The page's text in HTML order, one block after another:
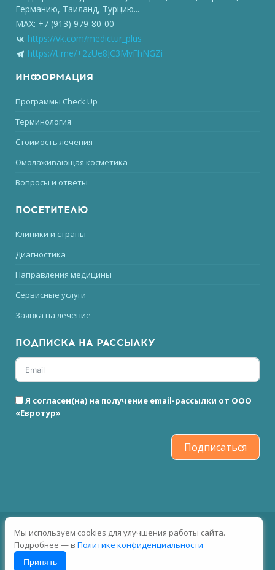
Германию, Таиланд, Турцию...
MAX: +7 (913) 979-80-00
https://vk.com/medictur_plus
https://t.me/+2zUe8JC3MvFhNGZi
ИНФОРМАЦИЯ
Программы Check Up
Терминология
Стоимость лечения
Омолаживающая косметика
Вопросы и ответы
ПОСЕТИТЕЛЮ
Клиники и страны
Диагностика
Направления медицины
Сервисные услуги
Заявка на лечение
ПОДПИСКА НА РАССЫЛКУ
Я согласен(на) на получение email-рассылки от ООО
«Евротур»
Подписаться
2026 © Все права защищены
Мы используем cookies для улучшения работы сайта.
Подробнее — в Политике конфиденциальности
Принять